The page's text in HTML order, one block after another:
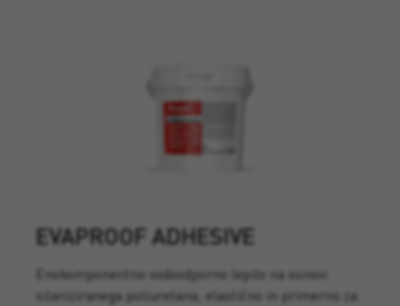
EVAPROOF ADHESIVE
Enokomponentno vodoodporno lepilo na osnovi
silaniziranega poliuretana, elastično in primerno za